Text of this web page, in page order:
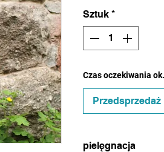
Sztuk *
Czas oczekiwania
Przedsprzedaż
pielęgnacja